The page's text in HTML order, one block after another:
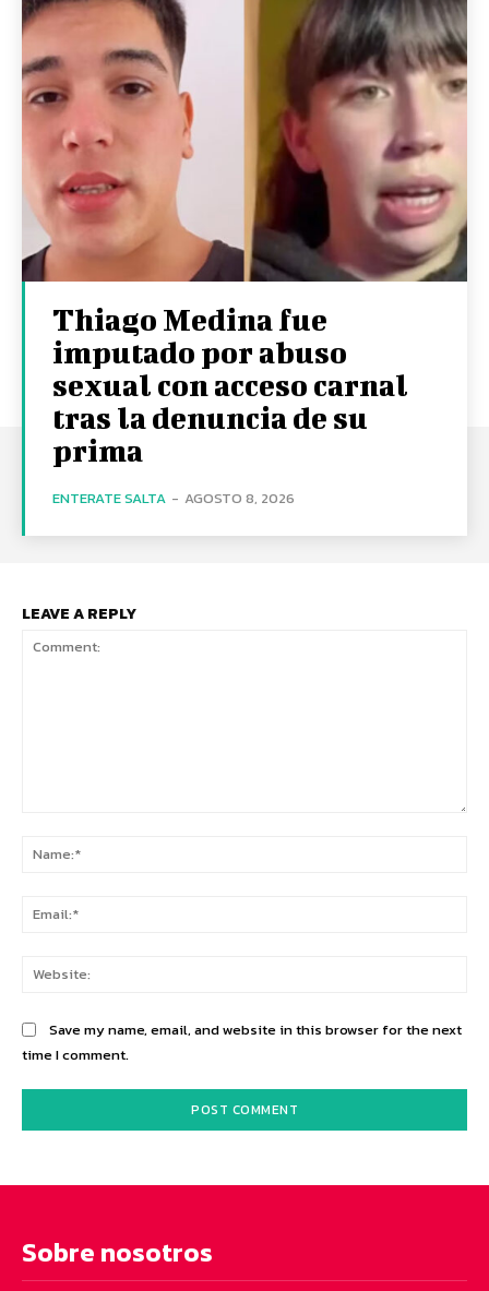
Thiago Medina fue
imputado por abuso
sexual con acceso carnal
tras la denuncia de su
prima
ENTERATE SALTA - AGOSTO 8, 2026
LEAVE A REPLY
Save my name, email, and website in this browser for the next
time I comment.
Sobre nosotros